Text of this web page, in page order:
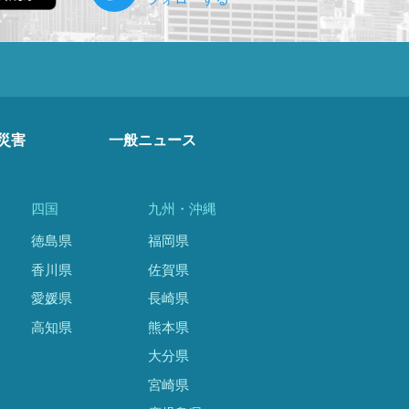
害 一般ニュース
四国
徳島県
香川県
愛媛県
高知県
九州・沖縄
福岡県
佐賀県
長崎県
熊本県
大分県
宮崎県